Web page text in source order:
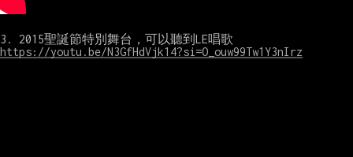
https://youtu.be/N3GfHdVjk14?si=O_ouw99Tw1Y3nIrz